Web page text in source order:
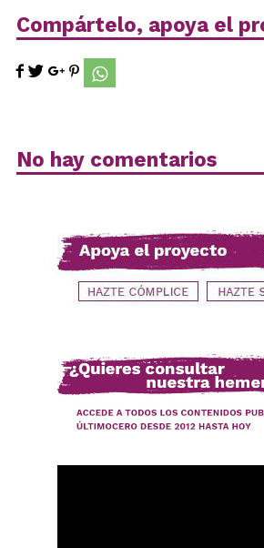
Compártelo, apoya el
No hay comentarios